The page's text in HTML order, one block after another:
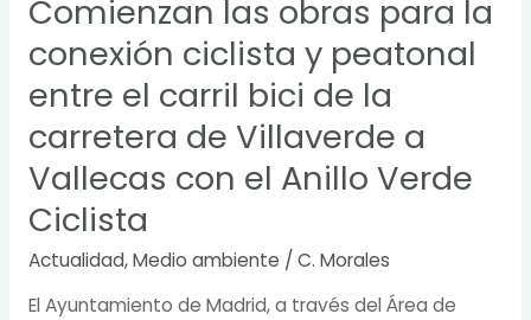
Comienzan las obras para la
conexión ciclista y peatonal
entre el carril bici de la
carretera de Villaverde a
Vallecas con el Anillo Verde
Ciclista
Actualidad,Medio ambiente / C. Morales
El Ayuntamiento de Madrid, a través del Área de
de
Villaverde
a
con
el
Anillo
Verde
Ciclista